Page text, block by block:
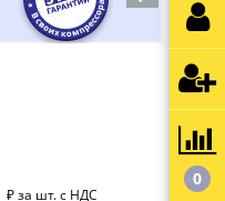
₽ за шт. с НДС
0